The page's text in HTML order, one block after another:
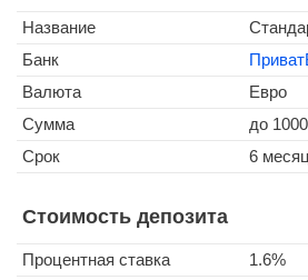
Название
Банк
Валюта
Евро
Сумма
до
Срок
6
Стоимость депозита
Процентная ставка
1.6%